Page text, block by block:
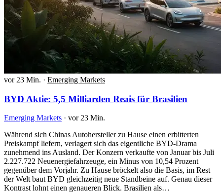
vor 23 Min. · Emerging Markets
BYD Aktie: 5,5 Milliarden Reais für Brasilien
Emerging Markets · vor 23 Min.
Während sich Chinas Autohersteller zu Hause einen erbitterten
Preiskampf liefern, verlagert sich das eigentliche BYD-Drama
zunehmend ins Ausland. Der Konzern verkaufte von Januar bis Juli
2.227.722 Neuenergiefahrzeuge, ein Minus von 10,54 Prozent
gegenüber dem Vorjahr. Zu Hause bröckelt also die Basis, im Rest
der Welt baut BYD gleichzeitig neue Standbeine auf. Genau dieser
Kontrast lohnt einen genaueren Blick. Brasilien als…